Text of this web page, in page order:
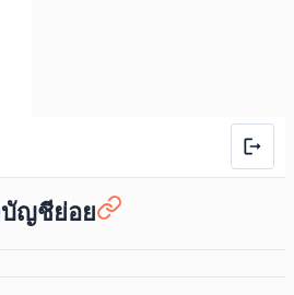
บัญชีย่อย